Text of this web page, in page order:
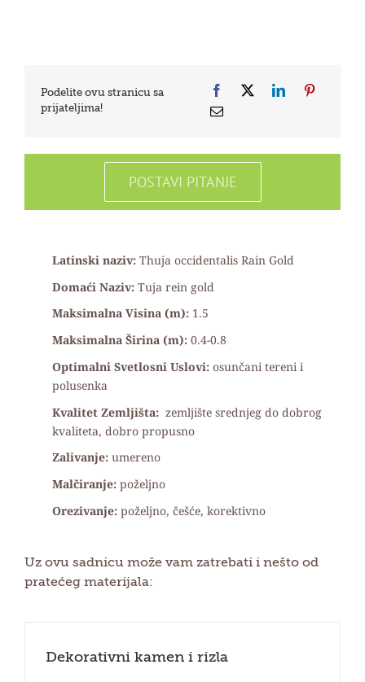
Podelite ovu stranicu sa
prijateljima!
POSTAVI PITANJE
Latinski naziv: Thuja occidentalis Rain Gold
Domaći Naziv: Tuja rein gold
Maksimalna Visina (m): 1.5
Maksimalna Širina (m):0.4-0.8
Optimalni Svetlosni Uslovi: osunčani tereni i
polusenka
Kvalitet Zemljišta: zemljište srednjeg do dobrog
kvaliteta, dobro propusno
Zalivanje: umereno
Malčiranje:poželjno
Orezivanje: poželjno, češće, korektivno
Uz ovu sadnicu može vam zatrebati i nešto od
pratećeg materijala:
Dekorativni kamen i rizla